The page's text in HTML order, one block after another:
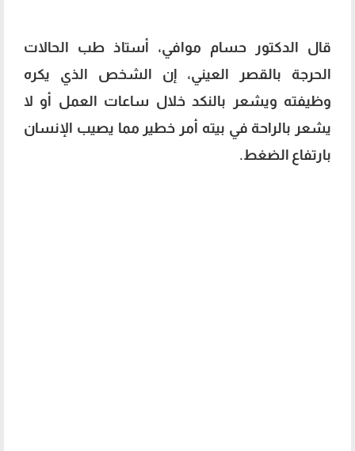
قال الدكتور حسام موافي، أستاذ طب الحالات
الحرجة بالقصر العيني، إن الشخص الذي يكره
وظيفته ويشعر بالنكد خلال ساعات العمل أو لا
يشعر بالراحة في بيته أمر خطير مما يصيب الإنسان
بارتفاع الضغط.